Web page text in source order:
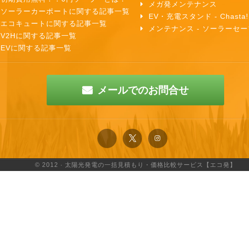
ソーラーカーポートに関する記事一覧
エコキュートに関する記事一覧
V2Hに関する記事一覧
EVに関する記事一覧
メガ発メンテナンス
EV・充電スタンド - Chasta!
メンテナンス - ソーラーセ
メールでのお問合せ
© 2012 · 太陽光発電の一括見積もり・価格比較サービス【エコ発】